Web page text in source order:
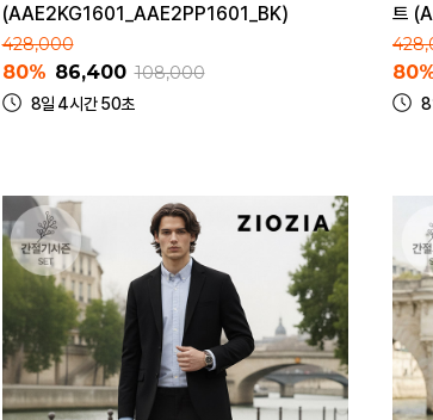
(AAE2KG1601_AAE2PP1601_BK)
428,000
80% 86,400 108,000
8일 4시간 50초
트
8